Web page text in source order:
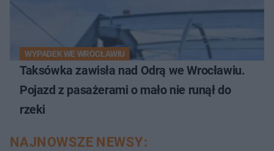
WYPADEK WE WROCŁAWIU
Taksówka zawisła nad Odrą we Wrocławiu.
Pojazd z pasażerami o mało nie runął do
rzeki
NAJNOWSZE NEWSY: